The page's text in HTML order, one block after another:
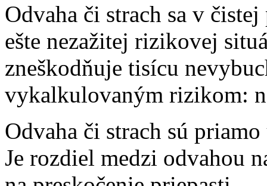
Odvaha či strach sa v
ešte nezažitej rizikovej
zneškodňuje tisícu
vykalkulovaným rizikom:
Odvaha či strach sú
Je rozdiel medzi odvahou